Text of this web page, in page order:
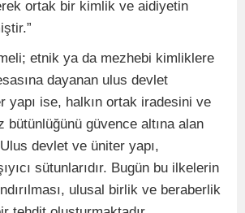
ortak bir kimlik ve aidiyetin
etnik ya da mezhebi kimliklere
dayanan ulus devlet
yapı ise, halkın ortak iradesini ve
bütünlüğünü güvence altına alan
devlet ve üniter yapı,
sütunlarıdır. Bugün bu ilkelerin
ulusal birlik ve beraberlik